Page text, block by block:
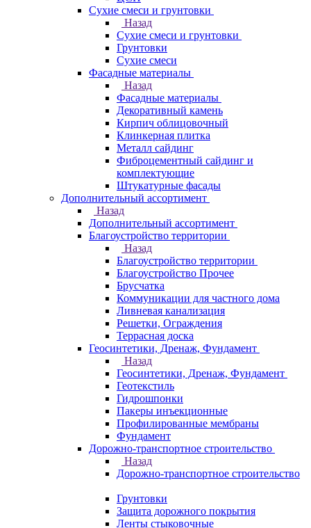
Сухие смеси и грунтовки
Назад
Сухие смеси и грунтовки
Грунтовки
Сухие смеси
Фасадные материалы
Назад
Фасадные материалы
Декоративный камень
Кирпич облицовочный
Клинкерная плитка
Металл сайдинг
Фиброцементный сайдинг и
комплектующие
Штукатурные фасады
Дополнительный ассортимент
Назад
Дополнительный ассортимент
Благоустройство территории
Назад
Благоустройство территории
Благоустройство Прочее
Брусчатка
Коммуникации для частного дома
Ливневая канализация
Решетки, Ограждения
Террасная доска
Геосинтетики, Дренаж, Фундамент
Назад
Геосинтетики, Дренаж, Фундамент
Геотекстиль
Гидрошпонки
Пакеры инъекционные
Профилированные мембраны
Фундамент
Дорожно-транспортное строительство
Назад
Дорожно-транспортное строительство
Грунтовки
Защита дорожного покрытия
Ленты стыковочные